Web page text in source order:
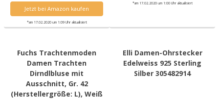
Jetzt bei Amazon kaufen
*am 17.02.2020 um 1:09 Uhr aktualisiert
*am 17.02.2020 um 1:00 Uhr aktualisiert
Fuchs Trachtenmoden
Damen Trachten
Dirndlbluse mit
Ausschnitt, Gr. 42
(Herstellergröße: L), Weiß
Elli Damen-Ohrstecker
Edelweiss 925 Sterling
Silber 305482914